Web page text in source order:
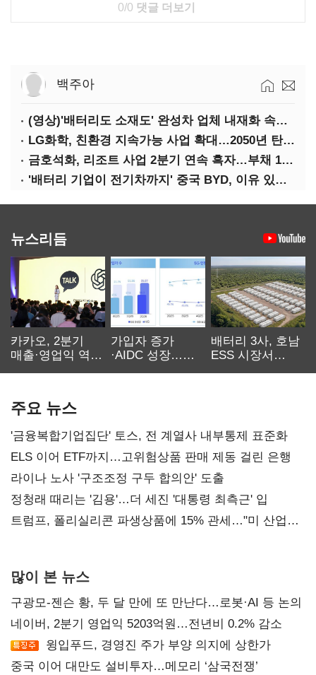
0/0 댓글 더보기
백주아
(영상)'배터리도 소재도' 완성차 업체 내재화 속도낸다
LG화학, 친환경 지속가능 사업 확대…2050년 탄소중립 달성
금호석화, 리조트 사업 2분기 연속 흑자…부채 170%↓
'배터리 기업이 전기차까지' 중국 BYD, 이유 있는 선전
뉴스리듬
카카오, 2분기
매출·영업익 역대
가입자 증가
·AIDC 성장…
배터리 3사, 호남
ESS 시장서
주요 뉴스
'금융복합기업집단' 토스, 전 계열사 내부통제 표준화
ELS 이어 ETF까지…고위험상품 판매 제동 걸린 은행
라이나 노사 '구조조정 구두 합의안' 도출
정청래 때리는 '김용'…더 세진 '대통령 최측근' 입
트럼프, 폴리실리콘 파생상품에 15% 관세…"미 산업
많이 본 뉴스
구광모-젠슨 황, 두 달 만에 또 만난다…로봇·AI 등 논의
네이버, 2분기 영업익 5203억원…전년비 0.2% 감소
윙입푸드, 경영진 주가 부양 의지에 상한가
중국 이어 대만도 설비투자…메모리 ‘삼국전쟁’